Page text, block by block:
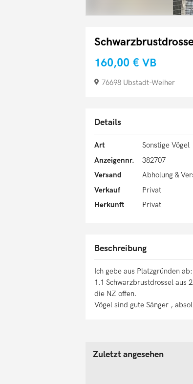
160,00 € VB
76698 Ubstadt-Weiher
Details
Art
Sonstige Vögel
Anzeigennr.
382707
Versand
Abholung &
Verkauf
Privat
Herkunft
Privat
Beschreibung
Ich gebe aus Platzgründen ab:
1.1 Schwarzbrustdrossel aus
die NZ offen.
Vögel sind gute Sänger ,
Zuletzt angesehen